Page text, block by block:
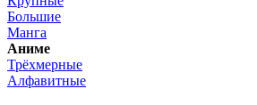
Большие
Манга
Аниме
Трёхмерные
Алфавитные